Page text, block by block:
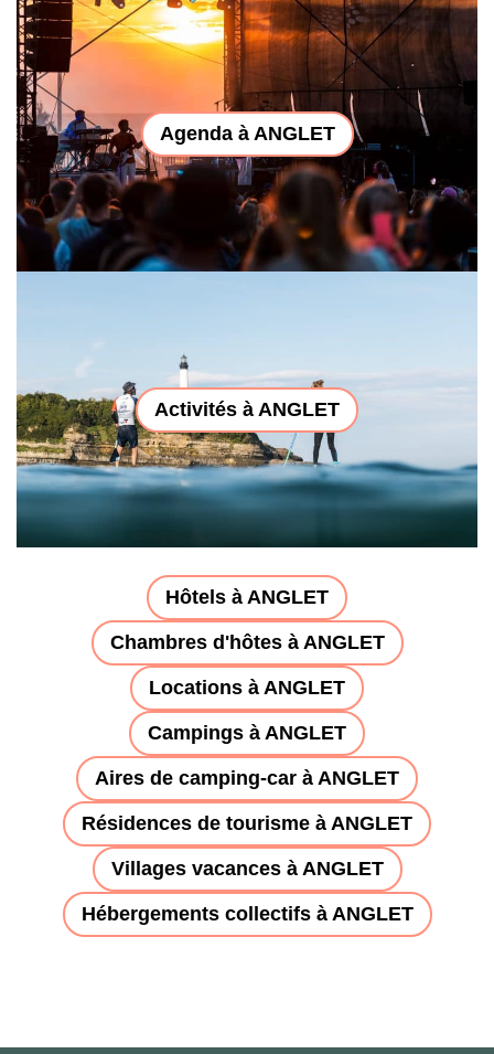
Agenda à ANGLET
Activités à ANGLET
Hôtels à ANGLET
Chambres d'hôtes à ANGLET
Locations à ANGLET
Campings à ANGLET
Aires de camping-car à ANGLET
Résidences de tourisme à ANGLET
Villages vacances à ANGLET
Hébergements collectifs à ANGLET